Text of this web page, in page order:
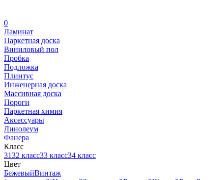
0
Ламинат
Паркетная доска
Виниловый пол
Пробка
Подложка
Плинтус
Инженерная доска
Массивная доска
Пороги
Паркетная химия
Аксессуары
Линолеум
Фанера
Класс
3132 класс33 класс34 класс
Цвет
БежевыйВинтаж